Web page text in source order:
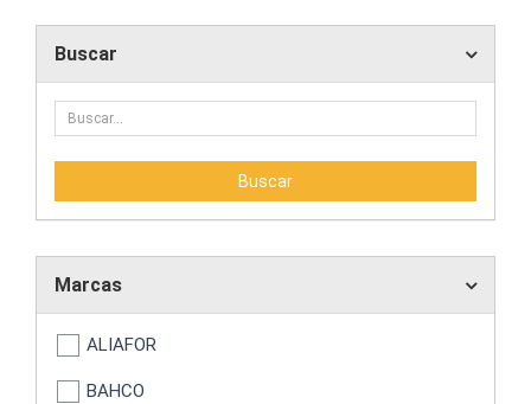
Buscar
Marcas
ALIAFOR
BAHCO